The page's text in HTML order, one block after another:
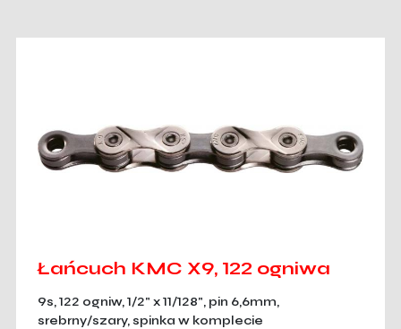
Łańcuch KMC X9, 122 ogniwa
9s, 122 ogniw, 1/2" x 11/128", pin 6,6mm,
srebrny/szary, spinka w komplecie